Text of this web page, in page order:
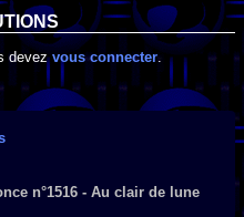
devezvous connecter.
n°1516 - Au clair de lune